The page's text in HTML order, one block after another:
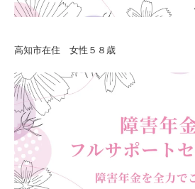
高知市在住 女性５８歳